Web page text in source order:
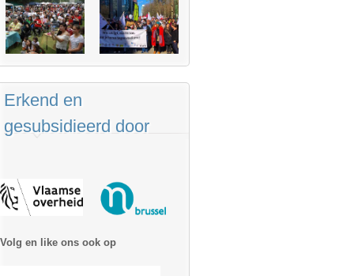
Erkend en
gesubsidieerd door
Volg en like ons ook op